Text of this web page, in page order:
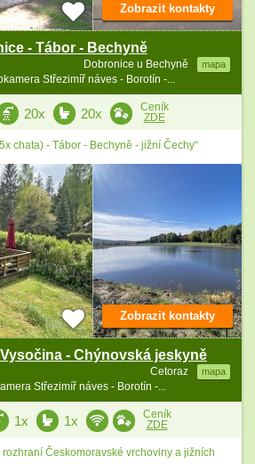
- Tábor - Bechyně
Dobronice u Bechyně mapa
Střezimíř náves - Borotín -...
Zobrazit kontakty
20x 20x
Ceník
ZDE
chata) - Tábor - Bechyně - jižní Čechy“
- Chýnovská jeskyně
Cetoraz mapa
Střezimíř náves - Borotín -...
Zobrazit kontakty
1x 1x
Ceník
ZDE
rozhraní Českomoravské vrchoviny a jižních